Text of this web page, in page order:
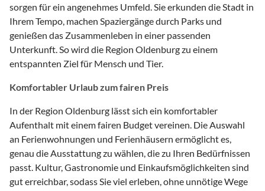
sorgen für ein angenehmes Umfeld. Sie erkunden die Stadt in
Ihrem Tempo, machen Spaziergänge durch Parks und
genießen das Zusammenleben in einer passenden
Unterkunft. So wird die Region Oldenburg zu einem
entspannten Ziel für Mensch und Tier.
Komfortabler Urlaub zum fairen Preis
In der Region Oldenburg lässt sich ein komfortabler
Aufenthalt mit einem fairen Budget vereinen. Die Auswahl
an Ferienwohnungen und Ferienhäusern ermöglicht es,
genau die Ausstattung zu wählen, die zu Ihren Bedürfnissen
passt. Kultur, Gastronomie und Einkaufsmöglichkeiten sind
gut erreichbar, sodass Sie viel erleben, ohne unnötige Wege